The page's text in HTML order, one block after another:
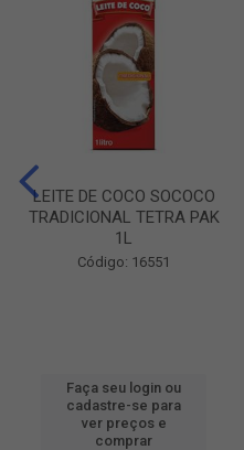
LEITE DE COCO SOCOCO
TRADICIONAL TETRA PAK
1L
Código: 16551
Faça seu login ou
cadastre-se para
ver preços e
comprar